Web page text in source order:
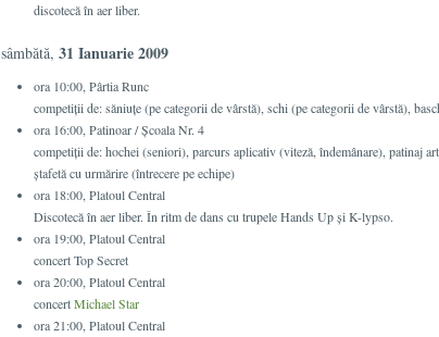
discotecă în aer liber.
sâmbătă, 31 Ianuarie 2009
ora 10:00, Pârtia Runc
competiţii de: săniuţe (pe categorii de vârstă), schi (pe categorii de vârstă),
ora 16:00, Patinoar / Şcoala Nr. 4
competiţii de: hochei (seniori), parcurs aplicativ (viteză, îndemânare), patinaj
ştafetă cu urmărire (întrecere pe echipe)
ora 18:00, Platoul Central
Discotecă în aer liber. În ritm de dans cu trupele Hands Up şi K-lypso.
ora 19:00, Platoul Central
concert Top Secret
ora 20:00, Platoul Central
concertMichael Star
ora 21:00, Platoul Central